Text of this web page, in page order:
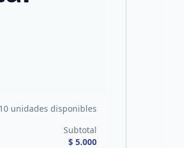
10 unidades disponibles
Subtotal
$ 5.000